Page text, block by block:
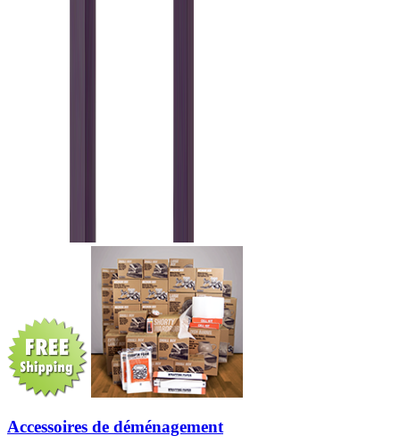
Accessoires de déménagement